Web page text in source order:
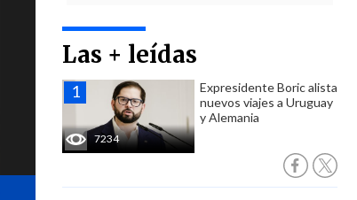
Las + leídas
7234
Expresidente Boric alista
nuevos viajes a Uruguay
y Alemania